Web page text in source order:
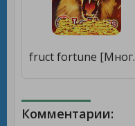
fruct
Комментарии: